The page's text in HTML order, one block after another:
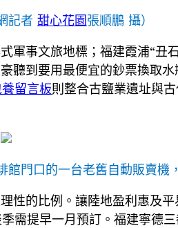
記者 甜心花園張順鵬 攝）
軍事文旅地標；福建霞浦“丑
聽到要用最便宜的鈔票換取
留言板則整合古鹽業遺址與
門口的一台老舊自動販賣機
性的比例。讓陸地盈利惠及
需提早一月預訂。福建寧德